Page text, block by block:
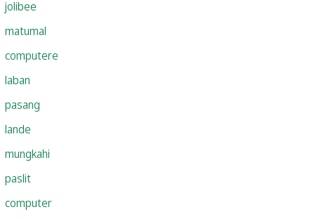
jolibee
matumal
computere
laban
pasang
lande
mungkahi
paslit
computer